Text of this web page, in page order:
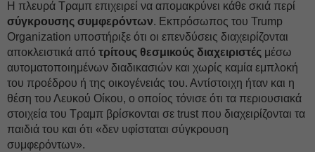
Η πλευρά Τραμπ επιχειρεί να απομακρύνει κάθε σκιά περί
σύγκρουσης συμφερόντων. Εκπρόσωπος του Trump
Organization υποστήριξε ότι οι επενδύσεις διαχειρίζονται
αποκλειστικά από τρίτους θεσμικούς διαχειριστές μέσω
αυτοματοποιημένων διαδικασιών και χωρίς καμία εμπλοκή
του προέδρου ή της οικογένειάς του. Αντίστοιχη ήταν και η
θέση του Λευκού Οίκου, ο οποίος τόνισε ότι τα περιουσιακά
στοιχεία του Τραμπ βρίσκονται σε trust που διαχειρίζονται τα
παιδιά του και ότι «δεν υφίσταται σύγκρουση
συμφερόντων».